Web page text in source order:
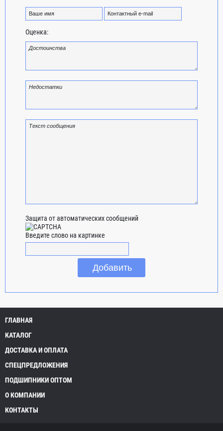
Оценка:
Защита от автоматических сообщений
Введите слово на картинке
ГЛАВНАЯ
КАТАЛОГ
ДОСТАВКА И ОПЛАТА
СПЕЦПРЕДЛОЖЕНИЯ
ПОДШИПНИКИ ОПТОМ
О КОМПАНИИ
КОНТАКТЫ